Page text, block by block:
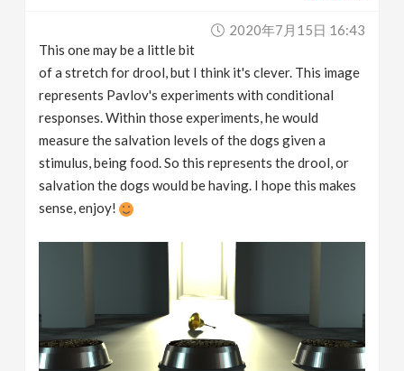
2020年7月15日 16:43
This one may be a little bit
of a stretch for drool, but I think it's clever. This image
represents Pavlov's experiments with conditional
responses. Within those experiments, he would
measure the salvation levels of the dogs given a
stimulus, being food. So this represents the drool, or
salvation the dogs would be having. I hope this makes
sense, enjoy!